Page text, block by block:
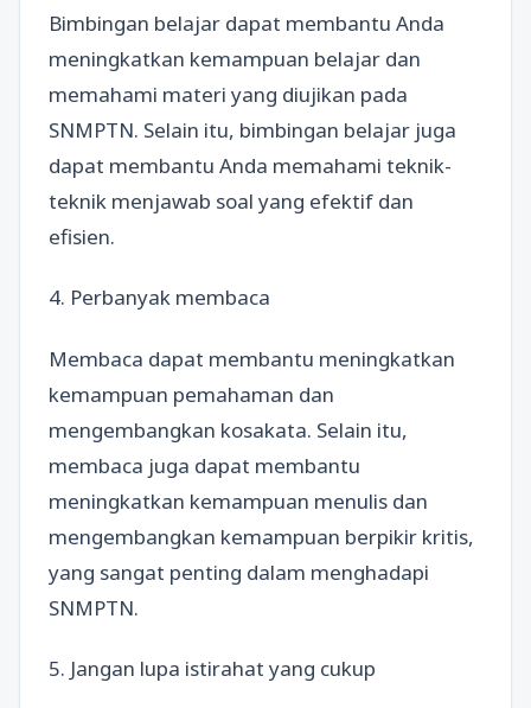
Bimbingan belajar dapat membantu Anda
meningkatkan kemampuan belajar dan
memahami materi yang diujikan pada
SNMPTN. Selain itu, bimbingan belajar juga
dapat membantu Anda memahami teknik-
teknik menjawab soal yang efektif dan
efisien.
4. Perbanyak membaca
Membaca dapat membantu meningkatkan
kemampuan pemahaman dan
mengembangkan kosakata. Selain itu,
membaca juga dapat membantu
meningkatkan kemampuan menulis dan
mengembangkan kemampuan berpikir kritis,
yang sangat penting dalam menghadapi
SNMPTN.
5. Jangan lupa istirahat yang cukup